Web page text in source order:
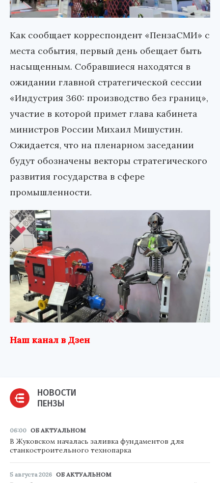
Как сообщает корреспондент «ПензаСМИ» с
места события, первый день обещает быть
насыщенным. Собравшиеся находятся в
ожидании главной стратегической сессии
«Индустрия 360: производство без границ»,
участие в которой примет глава кабинета
министров России Михаил Мишустин.
Ожидается, что на пленарном заседании
будут обозначены векторы стратегического
развития государства в сфере
промышленности.
Наш канал в Дзен
НОВОСТИ
ПЕНЗЫ
06:00 ОБ АКТУАЛЬНОМ
В Жуковском началась заливка фундаментов для
станкостроительного технопарка
5 августа 2026 ОБ АКТУАЛЬНОМ